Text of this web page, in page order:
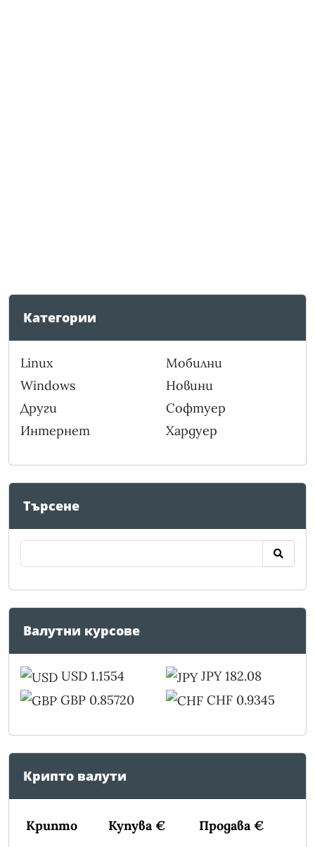
Категории
Linux
Windows
Други
Интернет
Мобилни
Новини
Софтуер
Хардуер
Търсене
Валутни курсове
USD 1.1554
GBP 0.85720
JPY 182.08
CHF 0.9345
Крипто валути
Крипто Купува €
Продава €